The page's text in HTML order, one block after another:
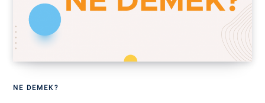
NE DEMEK?